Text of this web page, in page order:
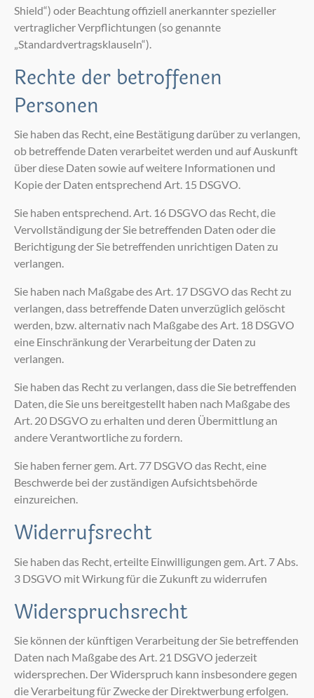
Shield“) oder Beachtung offiziell anerkannter spezieller
vertraglicher Verpflichtungen (so genannte
„Standardvertragsklauseln“).
Rechte der betroffenen
Personen
Sie haben das Recht, eine Bestätigung darüber zu verlangen,
ob betreffende Daten verarbeitet werden und auf Auskunft
über diese Daten sowie auf weitere Informationen und
Kopie der Daten entsprechend Art. 15 DSGVO.
Sie haben entsprechend. Art. 16 DSGVO das Recht, die
Vervollständigung der Sie betreffenden Daten oder die
Berichtigung der Sie betreffenden unrichtigen Daten zu
verlangen.
Sie haben nach Maßgabe des Art. 17 DSGVO das Recht zu
verlangen, dass betreffende Daten unverzüglich gelöscht
werden, bzw. alternativ nach Maßgabe des Art. 18 DSGVO
eine Einschränkung der Verarbeitung der Daten zu
verlangen.
Sie haben das Recht zu verlangen, dass die Sie betreffenden
Daten, die Sie uns bereitgestellt haben nach Maßgabe des
Art. 20 DSGVO zu erhalten und deren Übermittlung an
andere Verantwortliche zu fordern.
Sie haben ferner gem. Art. 77 DSGVO das Recht, eine
Beschwerde bei der zuständigen Aufsichtsbehörde
einzureichen.
Widerrufsrecht
Sie haben das Recht, erteilte Einwilligungen gem. Art. 7 Abs.
3 DSGVO mit Wirkung für die Zukunft zu widerrufen
Widerspruchsrecht
Sie können der künftigen Verarbeitung der Sie betreffenden
Daten nach Maßgabe des Art. 21 DSGVO jederzeit
widersprechen. Der Widerspruch kann insbesondere gegen
die Verarbeitung für Zwecke der Direktwerbung erfolgen.